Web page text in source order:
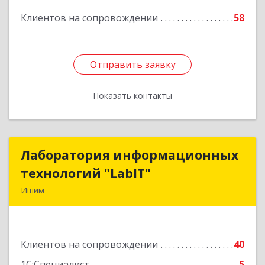
Клиентов на сопровождении 58
Отправить заявку
Показать контакты
Подробнее
Отправить заявку
Назад
Лаборатория информационных
технологий "LabIT"
Ишим
Клиентов на сопровождении
40
Лаборатория информационных
технологий "LabIT"
Подробнее